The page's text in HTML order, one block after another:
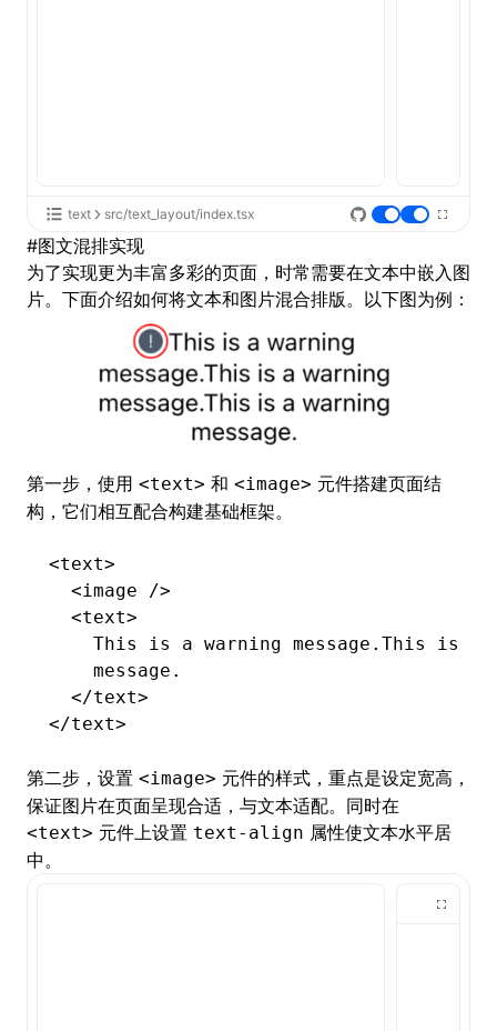
text src/text_layout/index.tsx
#图文混排实现
为了实现更为丰富多彩的页面，时常需要在文本中嵌入图
片。下面介绍如何将文本和图片混合排版。以下图为例：
第一步，使用 <text> 和 <image> 元件搭建页面结
构，它们相互配合构建基础框架。
<text>
  <
image />
  <
text>
This is a warning message.This is a
    message.
  </
text>
</text>
第二步，设置 <image> 元件的样式，重点是设定宽高，
保证图片在页面呈现合适，与文本适配。同时在
<text> 元件上设置 text-align 属性使文本水平居
中。